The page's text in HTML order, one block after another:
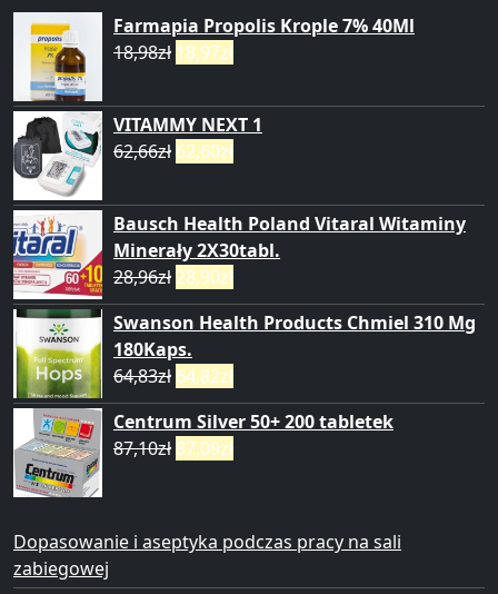
Farmapia Propolis Krople 7% 40Ml
18,98zł 18,97zł
VITAMMY NEXT 1
62,66zł 62,60zł
Bausch Health Poland Vitaral Witaminy
Minerały 2X30tabl.
28,96zł 28,90zł
Swanson Health Products Chmiel 310 Mg
180Kaps.
64,83zł 64,82zł
Centrum Silver 50+ 200 tabletek
87,10zł 87,09zł
Dopasowanie i aseptyka podczas pracy na sali
zabiegowej